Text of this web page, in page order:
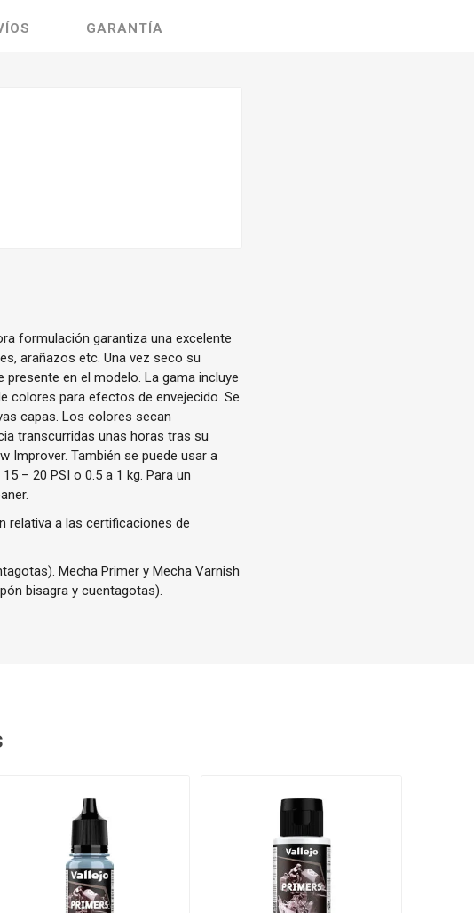
GARANTÍA
formulación garantiza una excelente
arañazos etc. Una vez seco su
en el modelo. La gama incluye
colores para efectos de envejecido. Se
capas. Los colores secan
transcurridas unas horas tras su
Improver. También se puede usar a
– 20 PSI o 0.5 a 1 kg. Para un
relativa a las certificaciones de
Mecha Primer y Mecha Varnish
bisagra y cuentagotas).